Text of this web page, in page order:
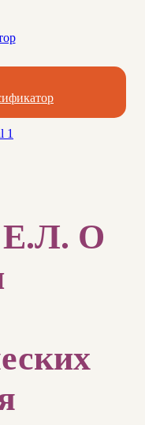
Е.Л. О